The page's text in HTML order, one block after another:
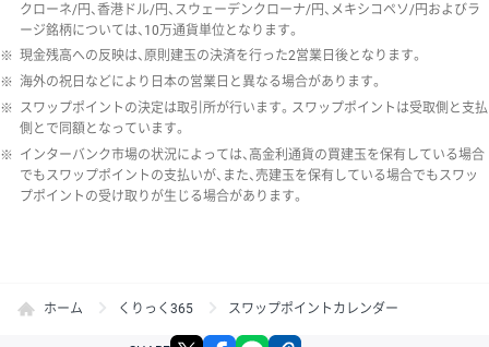
クローネ/円、香港ドル/円、スウェーデンクローナ/円、メキシコペソ/円およびラ
ージ銘柄については、10万通貨単位となります。
※ 現金残高への反映は、原則建玉の決済を行った2営業日後となります。
※ 海外の祝日などにより日本の営業日と異なる場合があります。
※ スワップポイントの決定は取引所が行います。スワップポイントは受取側と支払
側とで同額となっています。
※ インターバンク市場の状況によっては、高金利通貨の買建玉を保有している場合
でもスワップポイントの支払いが、また、売建玉を保有している場合でもスワッ
プポイントの受け取りが生じる場合があります。
ホーム くりっく365 スワップポイントカレンダー
X facebook